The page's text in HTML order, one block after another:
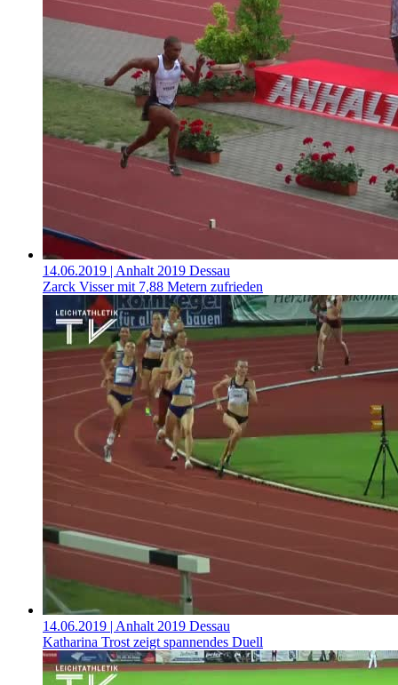
14.06.2019 | Anhalt 2019 Dessau
Zarck Visser mit 7,88 Metern zufrieden
14.06.2019 | Anhalt 2019 Dessau
Katharina Trost zeigt spannendes Duell